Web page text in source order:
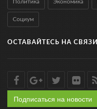
Политика Экономика
Социум
ОСТАВАЙТЕСЬ НА СВЯЗИ
Подписаться на новости